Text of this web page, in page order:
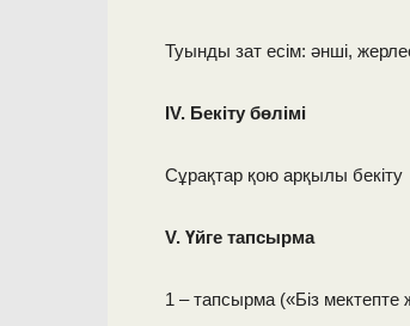
Туынды зат есім: әнші,
ІV. Бекіту бөлімі
Сұрақтар қою арқылы бекіту
V. Үйге тапсырма
1 – тапсырма («Біз